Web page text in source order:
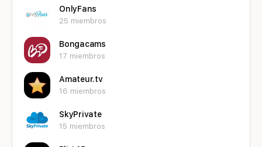
OnlyFans
25 miembros
Bongacams
17 miembros
Amateur.tv
16 miembros
SkyPrivate
15 miembros